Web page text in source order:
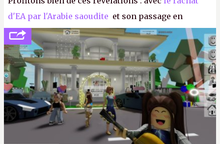
d'EA par l'Arabie saoudite et son passage en
société privée, l'éditeur n'aura bientôt plus
l'obligation de publier ses bilans. Encore une
victoire pour la transparence.P.